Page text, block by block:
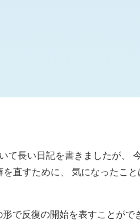
て長い日記を書きましたが、
直すために、 気になったこ
形で反復の開始を表すことが